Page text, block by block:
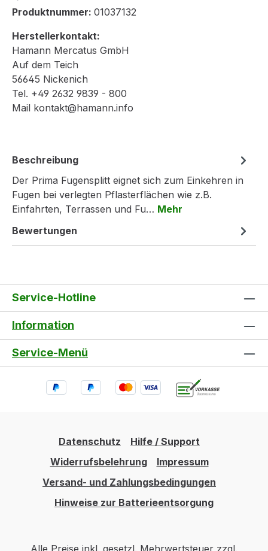
Produktnummer: 01037132
Herstellerkontakt:
Hamann Mercatus GmbH
Auf dem Teich
56645 Nickenich
Tel. +49 2632 9839 - 800
Mail kontakt@hamann.info
Beschreibung
Der Prima Fugensplitt eignet sich zum Einkehren in
Fugen bei verlegten Pflasterflächen wie z.B.
Einfahrten, Terrassen und Fu… Mehr
Bewertungen
Service-Hotline
Information
Service-Menü
Datenschutz
Hilfe / Support
Widerrufsbelehrung
Impressum
Versand- und Zahlungsbedingungen
Hinweise zur Batterieentsorgung